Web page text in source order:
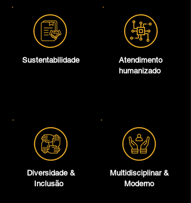
Sustentabilidade
Atendimento
humanizado
Diversidade &
Inclusão
Multidisciplinar &
Moderno